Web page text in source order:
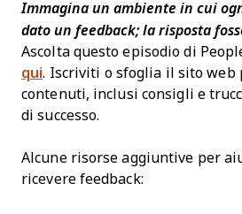
Immagina un ambiente in cui
dato un feedback; la risposta
Ascolta questo episodio di
qui. Iscriviti o sfoglia il sito web
contenuti, inclusi consigli e
di successo.
Alcune risorse aggiuntive per
ricevere feedback: